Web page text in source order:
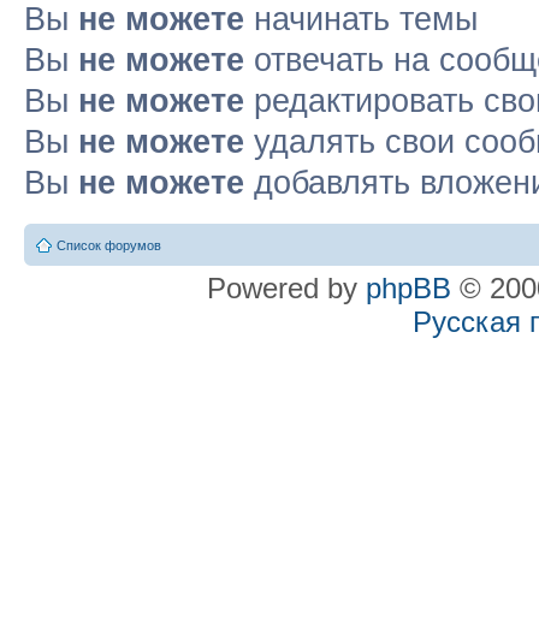
Вы не можете начинать темы
Вы не можете отвечать на
Вы не можете редактировать
Вы не можете удалять свои
Вы не можете добавлять
Список форумов
Powered by phpBB ©
Русская